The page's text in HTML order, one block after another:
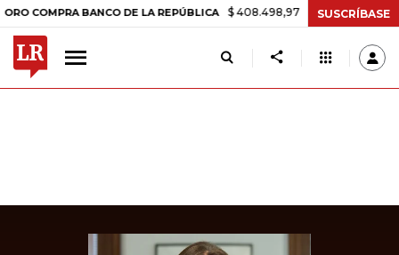
BANCO DE LA REPÚBLICA $ 408.498,97 +$ 8.753,81 +2,19%
SUSCRÍBASE